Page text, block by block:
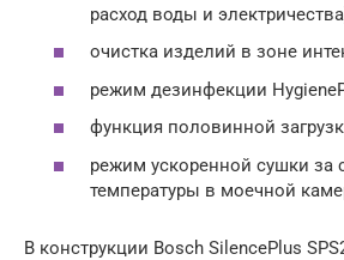
расход воды и
очистка изделий в зоне
режим дезинфекции
функция половинной
режим ускоренной сушки за
температуры в моечной
В конструкции Bosch SilencePlus